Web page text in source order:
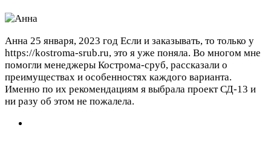
Анна 25 января, 2023 год Если и заказывать, то только у
https://kostroma-srub.ru, это я уже поняла. Во многом мне
помогли менеджеры Кострома-сруб, рассказали о
преимуществах и особенностях каждого варианта.
Именно по их рекомендациям я выбрала проект СД-13 и
ни разу об этом не пожалела.